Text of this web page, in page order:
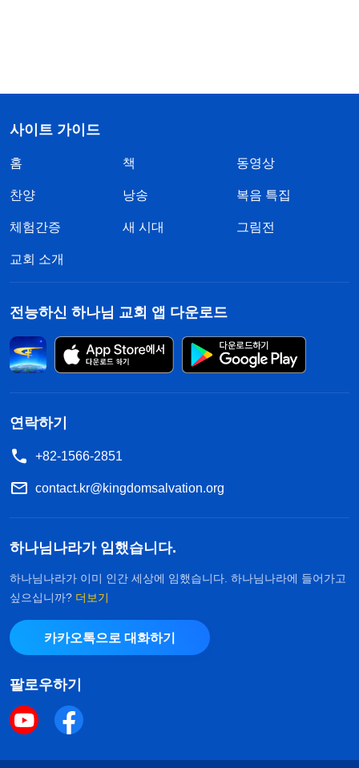
사이트 가이드
홈 책 동영상
찬양 낭송 복음 특집
체험간증 새 시대 그림전
교회 소개
전능하신 하나님 교회 앱 다운로드
연락하기
+82-1566-2851
contact.kr@kingdomsalvation.org
하나님나라가 임했습니다.
하나님나라가 이미 인간 세상에 임했습니다. 하나님나라에 들어가고
싶으십니까? 더보기
카카오톡으로 대화하기
팔로우하기